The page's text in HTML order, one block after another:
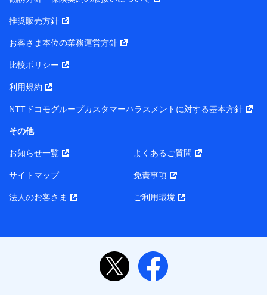
す。
【共同して利用される利用データの項目】
当社または株式会社NTTドコモ・フィナンシャルグルー
の個人データ
基本情報
性、連絡先、dポイントサービスのご利用に関する情報。例
所、dポイント残高、dポイント利用履歴などが含まれます。
当社または株式会社NTTドコモ・フィナンシャルグループが
報。例として、当社または株式会社NTTドコモ・フィナンシ
履歴インターネット利用時の行動に関する情報、アプリケー
当社または株式会社NTTドコモ・フィナンシャルグループが
提供する保険関連サービスに関して取得し、又は保有する情
報。例として、見積請求受付時、資料請求受付時又はユーザ
推奨販売方針
お客さま本位の業務運営方針
比較ポリシー
利用規約
NTTドコモグループカスタマーハラスメントに対する基本方針
その他
お知らせ一覧 よくあるご質問
サイトマップ 免責事項
法人のお客さま ご利用環境